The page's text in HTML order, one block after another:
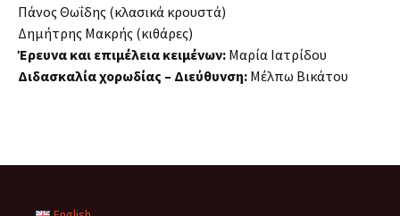
Πάνος Θωΐδης (κλασικά κρουστά)
Δημήτρης Μακρής (κιθάρες)
Έρευνα και επιμέλεια κειμένων: Μαρία Ιατρίδου
Διδασκαλία χορωδίας – Διεύθυνση: Μέλπω Βικάτου